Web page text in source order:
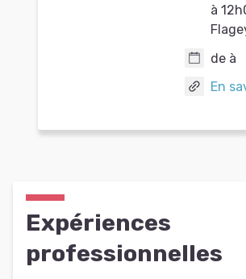
à
de à
En
Expériences
professionnelles